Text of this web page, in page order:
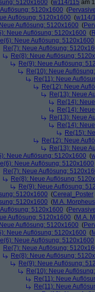
5120x1600 (w114/115 am
5120x1600 (Pervasive
Auflösung: 5120x1600 (w114/
Auflösung: 5120x1600 (
Neue Auflösung: 5120x1600 (
Neue Auflösung: 5120x1600
Re(7): Neue Auflösung:
Re(8): Neue Auflösung:
Re(9): Neue Auflösung:
Re(10): Neue
Re(11): Neue
Re(12): Neue
Re(13): Neue
Re(14):
Re(14):
Re(13): Neue
Re(14):
Re(15):
Re(12): Neue
Re(13): Neue
Neue Auflösung: 5120x1600 (
Neue Auflösung: 5120x1600
Re(7): Neue Auflösung:
Re(8): Neue Auflösung:
Re(9): Neue Auflösung:
5120x1600 (Cereal_Poster
5120x1600 (M.A. Morpheus
5120x1600 (Pervasive
Auflösung: 5120x1600 (M.A.
Auflösung: 5120x1600 (
Neue Auflösung: 5120x1600 (
Neue Auflösung: 5120x1600
Re(7): Neue Auflösung:
Re(8): Neue Auflösung:
Re(9): Neue Auflösung:
Re(10): Neue
Re(11): Neue
Re(11): Neue